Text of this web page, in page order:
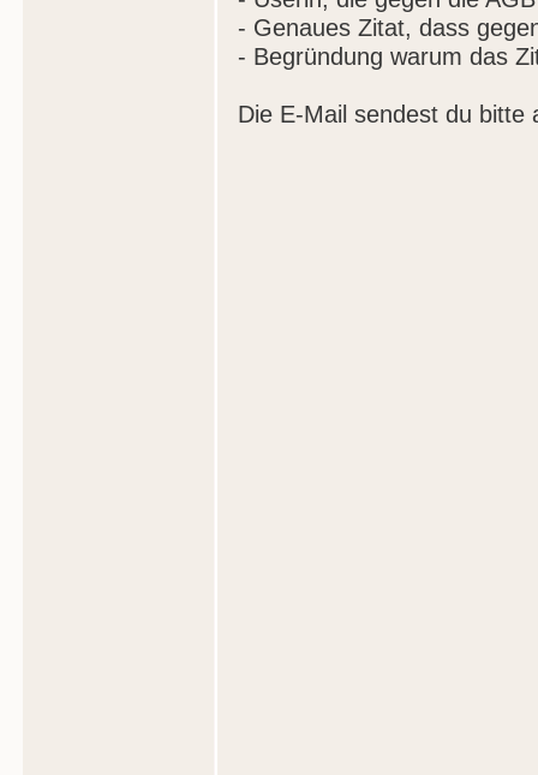
- Genaues Zitat, dass
- Begründung warum das
Die E-Mail sendest du bitte